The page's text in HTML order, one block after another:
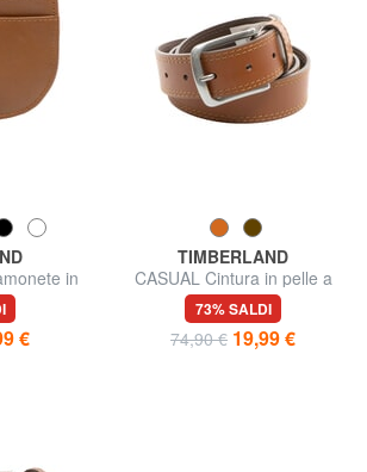
in
€
TIMBERLAND
CASUAL Cintura in pelle a
doppia impuntura
73% SALDI
74,90 € 19,99 €